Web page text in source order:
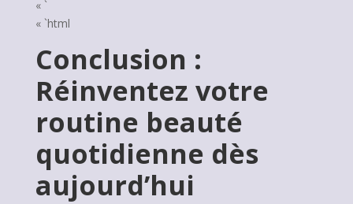
« `
« `html
Conclusion :
Réinventez votre
routine beauté
quotidienne dès
aujourd’hui